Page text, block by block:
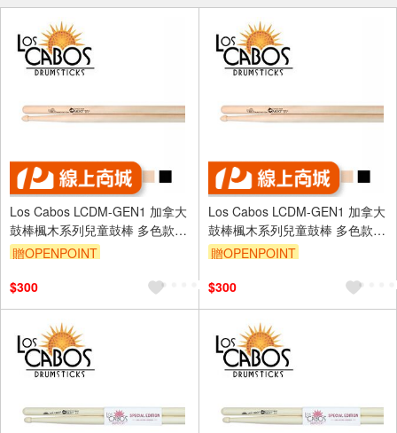
Los Cabos LCDM-GEN1 加拿大
鼓棒楓木系列兒童鼓棒 多色款
【敦煌樂器】
贈OPENPOINT
$300
Los Cabos LCDM-GEN1 加拿大
鼓棒楓木系列兒童鼓棒 多色款
【敦煌樂器】
贈OPENPOINT
$300